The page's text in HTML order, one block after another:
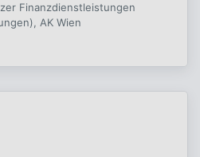
Finanzdienstleistungen
AK Wien